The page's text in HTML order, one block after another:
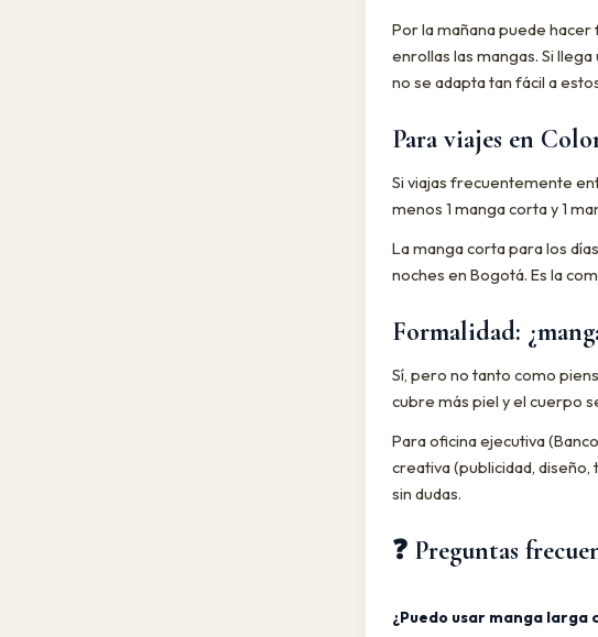
Por la mañana puede
enrollas las mangas. Si
no se adapta tan fácil a
Para viajes en
Si viajas frecuentemente
menos 1 manga corta y 1
La manga corta para los
noches en Bogotá. Es la
Formalidad:
Sí, pero no tanto como
cubre más piel y el cuerpo
Para oficina ejecutiva
creativa (publicidad,
sin dudas.
❓ Preguntas
¿Puedo usar manga larga